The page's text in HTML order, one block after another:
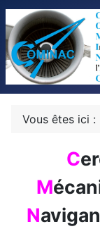
Vous êtes ici :
C
M
N